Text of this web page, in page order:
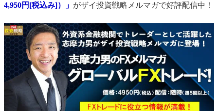
4,950円[税込み]）」 がザイ投資戦略メルマガで好評配信中！